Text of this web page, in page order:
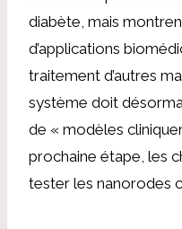
diabète, mais
d’applications
traitement d’autres
système doit
de « modèles
prochaine étape, les
tester les nanorodes